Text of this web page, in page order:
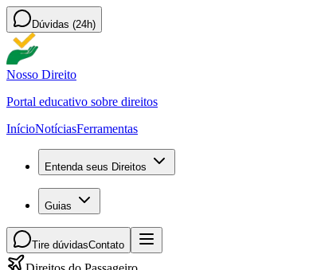
Dúvidas (24h)
Nosso Direito
Portal educativo sobre direitos
InícioNotíciasFerramentas
Entenda seus Direitos
Guias
Tire dúvidasContato